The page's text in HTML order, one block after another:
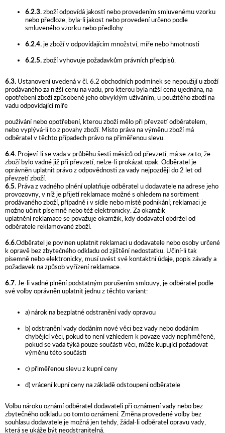
6.2.3.zboží odpovídá jakostí nebo provedením smluvenému vzorku
nebo předloze, byla-li jakost nebo provedení určeno podle
smluveného vzorku nebo předlohy
6.2.4.je zboží v odpovídajícím množství, míře nebo hmotnosti
6.2.5.zboží vyhovuje požadavkům právních předpisů.
6.3. Ustanovení uvedená v čl. 6.2 obchodních podmínek se nepoužijí u zboží
prodávaného za nižší cenu na vadu, pro kterou byla nižší cena ujednána, na
opotřebení zboží způsobené jeho obvyklým užíváním, u použitého zboží na
vadu odpovídající míře
používání nebo opotřebení, kterou zboží mělo při převzetí odběratelem,
nebo vyplývá-li to z povahy zboží. Místo práva na výměnu zboží má
odběratel v těchto případech právo na přiměřenou slevu.
6.4. Projeví-li se vada v průběhu šesti měsíců od převzetí, má se za to, že
zboží bylo vadné již při převzetí, nelze-li prokázat opak. Odběratel je
oprávněn uplatnit právo z odpovědnosti za vady nejpozději do 2 let od
převzetí zboží.
6.5. Práva z vadného plnění uplatňuje odběratel u dodavatele na adrese jeho
provozovny, v níž je přijetí reklamace možné s ohledem na sortiment
prodávaného zboží, případně i v sídle nebo místě podnikání; reklamaci je
možno učinit písemně nebo též elektronicky. Za okamžik
uplatnění reklamace se považuje okamžik, kdy dodavatel obdržel od
odběratele reklamované zboží.
6.6.Odběratel je povinen uplatnit reklamaci u dodavatele nebo osoby určené
k opravě bez zbytečného odkladu od zjištění nedostatku. Učiní-li tak
písemně nebo elektronicky, musí uvést své kontaktní údaje, popis závady a
požadavek na způsob vyřízení reklamace.
6.7. Je-li vadné plnění podstatným porušením smlouvy, je odběratel podle
své volby oprávněn uplatnit jednu z těchto variant:
a) nárok na bezplatné odstranění vady opravou
b) odstranění vady dodáním nové věci bez vady nebo dodáním
chybějící věci, pokud to není vzhledem k povaze vady nepřiměřené,
pokud se vada týká pouze součásti věci, může kupující požadovat
výměnu této součásti
c) přiměřenou slevu z kupní ceny
d) vrácení kupní ceny na základě odstoupení odběratele
Volbu nároku oznámí odběratel dodavateli při oznámení vady nebo bez
zbytečného odkladu po tomto oznámení. Změna provedené volby bez
souhlasu dodavatele je možná jen tehdy, žádal-li odběratel opravu vady,
která se ukáže být neodstranitelná.